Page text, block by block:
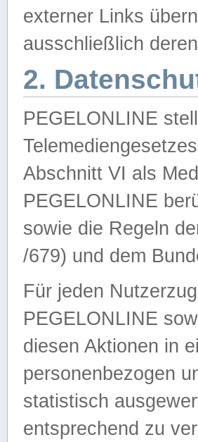
externer Links
ausschließlich
2.
PEGELONLINE
Abschnitt VI als
PEGELONLINE
sowie die Regeln
/679) und dem
Für jeden
PEGELONLINE
diesen Aktionen in
personenbezogen
statistisch
entsprechend zu